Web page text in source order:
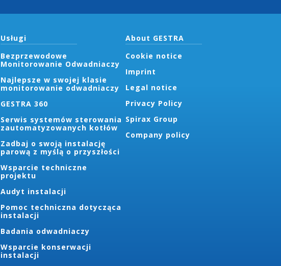
Usługi
Bezprzewodowe
Monitorowanie Odwadniaczy
Najlepsze w swojej klasie
monitorowanie odwadniaczy
GESTRA 360
Serwis systemów sterowania
zautomatyzowanych kotłów
Zadbaj o swoją instalację
parową z myślą o przyszłości
Wsparcie techniczne
projektu
Audyt instalacji
Pomoc techniczna dotycząca
instalacji
Badania odwadniaczy
Wsparcie konserwacji
instalacji
About GESTRA
Cookie notice
Imprint
Legal notice
Privacy Policy
Spirax Group
Company policy